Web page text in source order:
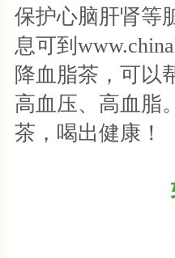
保护心脑肝肾等
息可到
降血脂茶，可以
高血压、高血脂
茶，喝出健康！